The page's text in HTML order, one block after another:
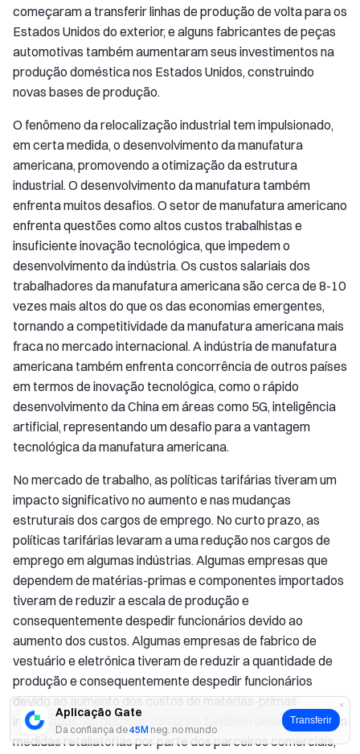
Aplicação Gate
Da confiança de45M neg. no mundo
Transferir
começaram a transferir linhas de produção de volta para os
Estados Unidos do exterior, e alguns fabricantes de peças
automotivas também aumentaram seus investimentos na
produção doméstica nos Estados Unidos, construindo
novas bases de produção.
O fenômeno da relocalização industrial tem impulsionado,
em certa medida, o desenvolvimento da manufatura
americana, promovendo a otimização da estrutura
industrial. O desenvolvimento da manufatura também
enfrenta muitos desafios. O setor de manufatura americano
enfrenta questões como altos custos trabalhistas e
insuficiente inovação tecnológica, que impedem o
desenvolvimento da indústria. Os custos salariais dos
trabalhadores da manufatura americana são cerca de 8-10
vezes mais altos do que os das economias emergentes,
tornando a competitividade da manufatura americana mais
fraca no mercado internacional. A indústria de manufatura
americana também enfrenta concorrência de outros países
em termos de inovação tecnológica, como o rápido
desenvolvimento da China em áreas como 5G, inteligência
artificial, representando um desafio para a vantagem
tecnológica da manufatura americana.
No mercado de trabalho, as políticas tarifárias tiveram um
impacto significativo no aumento e nas mudanças
estruturais dos cargos de emprego. No curto prazo, as
políticas tarifárias levaram a uma redução nos cargos de
emprego em algumas indústrias. Algumas empresas que
dependem de matérias-primas e componentes importados
tiveram de reduzir a escala de produção e
consequentemente despedir funcionários devido ao
aumento dos custos. Algumas empresas de fabrico de
vestuário e eletrónica tiveram de reduzir a quantidade de
produção e consequentemente despedir funcionários
devido ao aumento dos custos de matérias-primas
importadas. As políticas tarifárias também desencadearam
medidas retaliatórias por parte dos parceiros comerciais,